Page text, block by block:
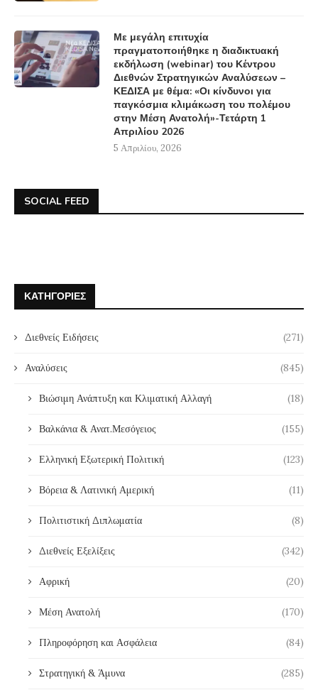
Με μεγάλη επιτυχία
πραγματοποιήθηκε η διαδικτυακή
εκδήλωση (webinar) του Κέντρου
Διεθνών Στρατηγικών Αναλύσεων –
ΚΕΔΙΣΑ με θέμα: «Οι κίνδυνοι για
παγκόσμια κλιμάκωση του πολέμου
στην Μέση Ανατολή»-Τετάρτη 1
Απριλίου 2026
5 Απριλίου, 2026
SOCIAL FEED
ΚΑΤΗΓΟΡΊΕΣ
Διεθνείς Ειδήσεις (271)
Αναλύσεις (845)
Βιώσιμη Ανάπτυξη και Κλιματική Αλλαγή (18)
Βαλκάνια & Ανατ.Μεσόγειος (155)
Ελληνική Εξωτερική Πολιτική (123)
Βόρεια & Λατινική Αμερική (11)
Πολιτιστική Διπλωματία (8)
Διεθνείς Εξελίξεις (342)
Αφρική (20)
Μέση Ανατολή (170)
Πληροφόρηση και Ασφάλεια (84)
Στρατηγική & Άμυνα (285)